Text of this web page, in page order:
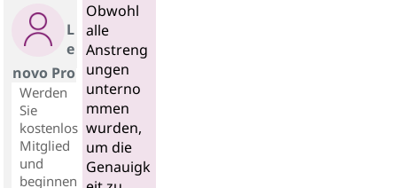
L
e
novo Pro
Werden
Sie
kostenlos
Mitglied
und
beginnen
Obwohl
alle
Anstreng
ungen
unterno
mmen
wurden,
um die
Genauigk